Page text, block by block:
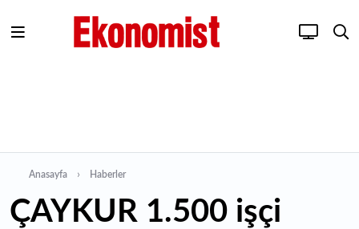
Anasayfa Haberler
ÇAYKUR 1.500 işçi